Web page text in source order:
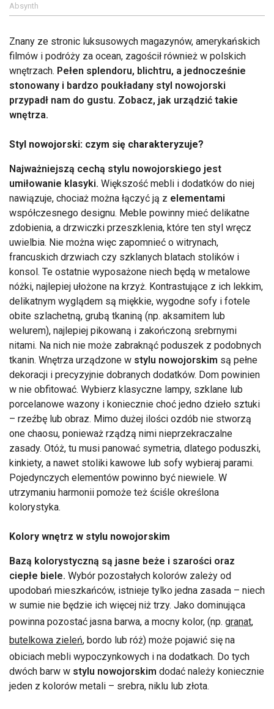
Absynth
Znany ze stronic luksusowych magazynów, amerykańskich
filmów i podróży za ocean, zagościł również w polskich
wnętrzach. Pełen splendoru, blichtru, a jednocześnie
stonowany i bardzo poukładany styl nowojorski
przypadł nam do gustu. Zobacz, jak urządzić takie
wnętrza.
Styl nowojorski: czym się charakteryzuje?
Najważniejszą cechą stylu nowojorskiego jest
umiłowanie klasyki. Większość mebli i dodatków do niej
nawiązuje, chociaż można łączyć ją z elementami
współczesnego designu. Meble powinny mieć delikatne
zdobienia, a drzwiczki przeszklenia, które ten styl wręcz
uwielbia. Nie można więc zapomnieć o witrynach,
francuskich drzwiach czy szklanych blatach stolików i
konsol. Te ostatnie wyposażone niech będą w metalowe
nóżki, najlepiej ułożone na krzyż. Kontrastujące z ich lekkim,
delikatnym wyglądem są miękkie, wygodne sofy i fotele
obite szlachetną, grubą tkaniną (np. aksamitem lub
welurem), najlepiej pikowaną i zakończoną srebrnymi
nitami. Na nich nie może zabraknąć poduszek z podobnych
tkanin. Wnętrza urządzone w stylu nowojorskim są pełne
dekoracji i precyzyjnie dobranych dodatków. Dom powinien
w nie obfitować. Wybierz klasyczne lampy, szklane lub
porcelanowe wazony i koniecznie choć jedno dzieło sztuki
– rzeźbę lub obraz. Mimo dużej ilości ozdób nie stworzą
one chaosu, ponieważ rządzą nimi nieprzekraczalne
zasady. Otóż, tu musi panować symetria, dlatego poduszki,
kinkiety, a nawet stoliki kawowe lub sofy wybieraj parami.
Pojedynczych elementów powinno być niewiele. W
utrzymaniu harmonii pomoże też ściśle określona
kolorystyka.
Kolory wnętrz w stylu nowojorskim
Bazą kolorystyczną są jasne beże i szarości oraz
ciepłe biele. Wybór pozostałych kolorów zależy od
upodobań mieszkańców, istnieje tylko jedna zasada – niech
w sumie nie będzie ich więcej niż trzy. Jako dominująca
powinna pozostać jasna barwa, a mocny kolor, (np. granat,
butelkowa zieleń, bordo lub róż) może pojawić się na
obiciach mebli wypoczynkowych i na dodatkach. Do tych
dwóch barw w stylu nowojorskim dodać należy koniecznie
jeden z kolorów metali – srebra, niklu lub złota.